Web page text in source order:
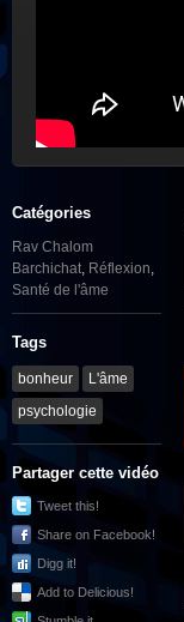
Catégories
Rav Chalom
Barchichat, Réflexion,
Santé de l'âme
Tags
bonheur
L'âme
psychologie
Partager cette vidéo
Tweet this!
Share on Facebook!
Digg it!
Add to Delicious!